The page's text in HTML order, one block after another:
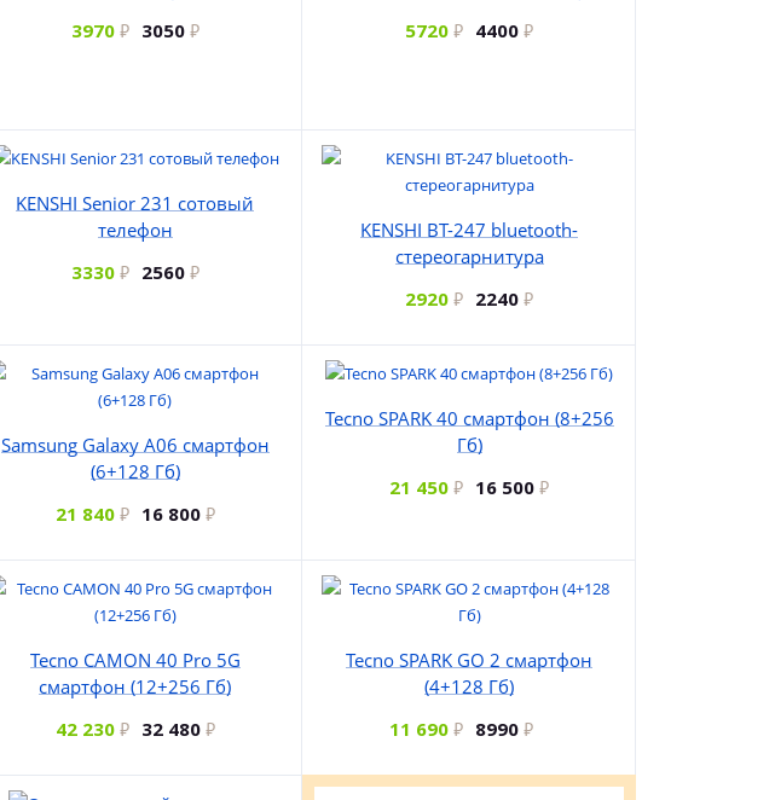
3970
3050
5720
4400
KENSHI Senior 231 сотовый
телефон
3330
2560
KENSHI BT-247 bluetooth-
стереогарнитура
2920
2240
Samsung Galaxy A06 смартфон
(6+128 Гб)
21 840
16 800
Tecno SPARK 40 смартфон (8+256
Гб)
21 450
16 500
Tecno CAMON 40 Pro 5G
смартфон (12+256 Гб)
42 230
32 480
Tecno SPARK GO 2 смартфон
(4+128 Гб)
11 690
8990